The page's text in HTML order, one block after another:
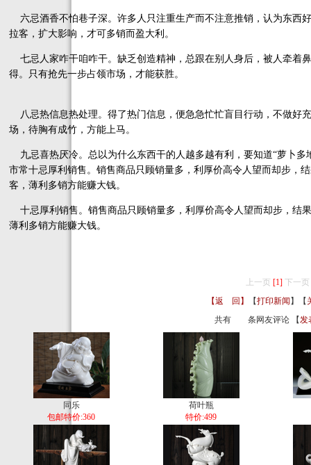
六忌酒香不怕巷子深。许多人只注重生产而不注意推销，认为东西
拉客，扩大影响，才可多销而盈大利。
七忌人家咋干咱咋干。缺乏创造精神，总跟在别人身后，被人牵着
得。只有抢先一步占领市场，才能获胜。
八忌热信息热处理。得了热门信息，便急急忙忙盲目行动，不做好
场，待胸有成竹，方能上马。
九忌喜热厌冷。总以为什么东西干的人越多越有利，要知道“萝卜多
市常十忌厚利销售。销售商品只顾销量多，利厚价高令人望而却步，
客，薄利多销方能赚大钱。
十忌厚利销售。销售商品只顾销量多，利厚价高令人望而却步，结
薄利多销方能赚大钱。
上一页 [1] 下一页
【返 回】
【打印新闻 】【
共有
条网友评论 【发
同乐
包邮特价:360
荷叶瓶
特价:499